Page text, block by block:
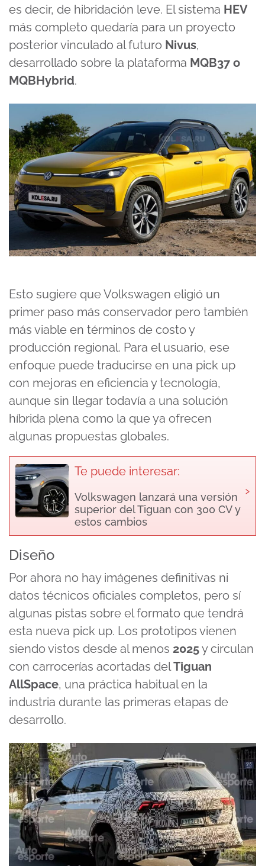
es decir, de hibridación leve. El sistema HEV
más completo quedaría para un proyecto
posterior vinculado al futuro Nivus,
desarrollado sobre la plataforma MQB37 o
MQBHybrid.
Esto sugiere que Volkswagen eligió un
primer paso más conservador pero también
más viable en términos de costo y
producción regional. Para el usuario, ese
enfoque puede traducirse en una pick up
con mejoras en eficiencia y tecnología,
aunque sin llegar todavía a una solución
híbrida plena como la que ya ofrecen
algunas propuestas globales.
Te puede interesar:
Volkswagen lanzará una versión
superior del Tiguan con 300 CV y
estos cambios
›
Diseño
Por ahora no hay imágenes definitivas ni
datos técnicos oficiales completos, pero sí
algunas pistas sobre el formato que tendrá
esta nueva pick up. Los prototipos vienen
siendo vistos desde al menos 2025y circulan
con carrocerías acortadas delTiguan
AllSpace, una práctica habitual en la
industria durante las primeras etapas de
desarrollo.